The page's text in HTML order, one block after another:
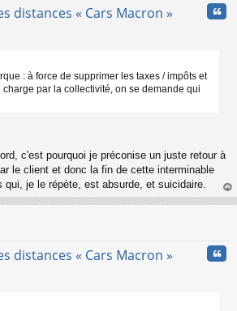
distances « Cars Macron »
: à force de supprimer les taxes / impôts et
par la collectivité, on se demande qui
c'est pourquoi je préconise un juste retour à
le client et donc la fin de cette interminable
qui, je le répète, est absurde, et suicidaire.
au
distances « Cars Macron »